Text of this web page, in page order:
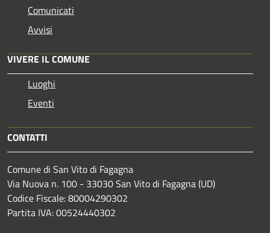
Comunicati
Avvisi
VIVERE IL COMUNE
Luoghi
Eventi
CONTATTI
Comune di San Vito di Fagagna
Via Nuova n. 100 - 33030 San Vito di Fagagna (UD)
Codice Fiscale: 80004290302
Partita IVA: 00524440302